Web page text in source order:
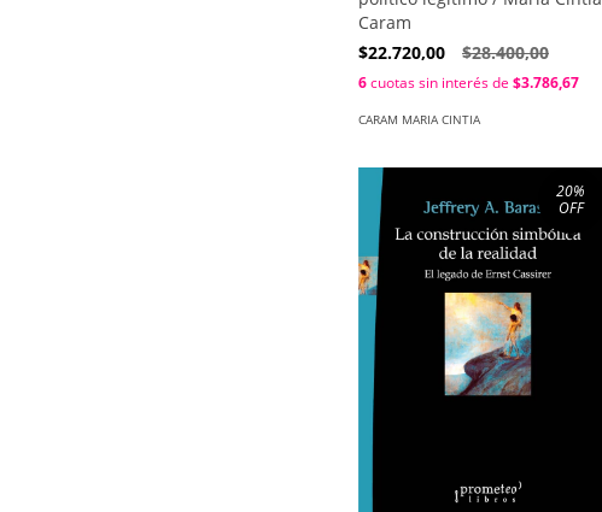
Caram
$22.720,00
$28.400,00
6cuotas sin interés de $3.786,67
CARAM MARIA CINTIA
20%
OFF